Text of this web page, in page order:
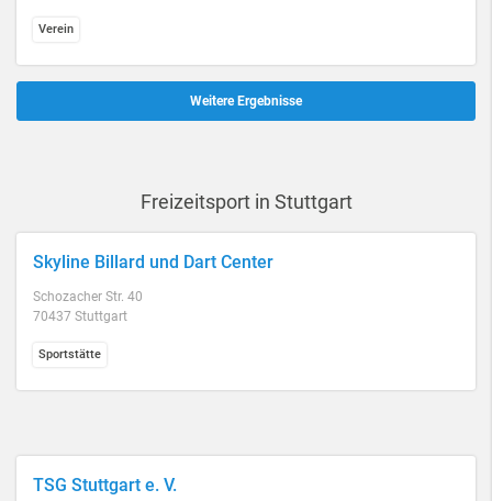
Verein
Weitere Ergebnisse
Freizeitsport in Stuttgart
Skyline Billard und Dart Center
Schozacher Str. 40
70437 Stuttgart
Sportstätte
TSG Stuttgart e. V.